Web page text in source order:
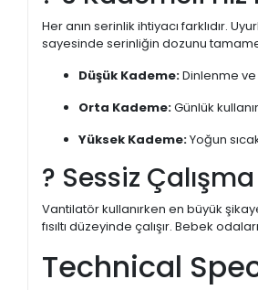
Her anın serinlik ihtiyacı farklıdır.
sayesinde serinliğin dozunu
Düşük Kademe:Dinlenme
Orta Kademe:Günlük
Yüksek Kademe:Yoğun
? Sessiz
Vantilatör kullanırken en büyük
fısıltı düzeyinde çalışır. Bebek
Technical